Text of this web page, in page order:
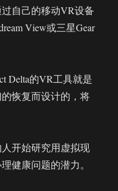
自己的移动VR设备
View或三星Gear
Delta的VR工具就是
恢复而设计的，将
开始研究用虚拟现
健康问题的潜力。